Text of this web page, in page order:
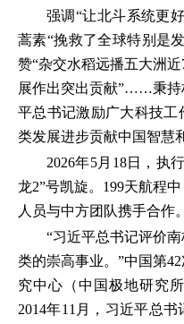
强调“让北斗系统更
蒿素“挽救了全球特别是
赞“杂交水稻远播五大洲
展作出突出贡献”……秉持
平总书记激励广大科技工
类发展进步贡献中国智慧
2026年5月18日，执
龙2”号凯旋。199天航程
人员与中方团队携手合作。
“习近平总书记评价
类的崇高事业。”中国第
究中心（中国极地研究
2014年11月，习近平总